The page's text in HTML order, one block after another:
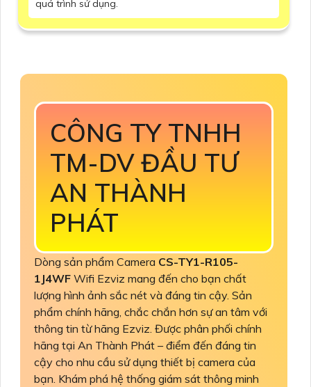
quá trình sử dụng.
CÔNG TY TNHH
TM-DV ĐẦU TƯ
AN THÀNH
PHÁT
Dòng sản phẩm Camera CS-TY1-R105-
1J4WF Wifi Ezviz mang đến cho bạn chất
lượng hình ảnh sắc nét và đáng tin cậy. Sản
phẩm chính hãng, chắc chắn hơn sự an tâm với
thông tin từ hãng Ezviz. Được phân phối chính
hãng tại An Thành Phát – điểm đến đáng tin
cậy cho nhu cầu sử dụng thiết bị camera của
bạn. Khám phá hệ thống giám sát thông minh